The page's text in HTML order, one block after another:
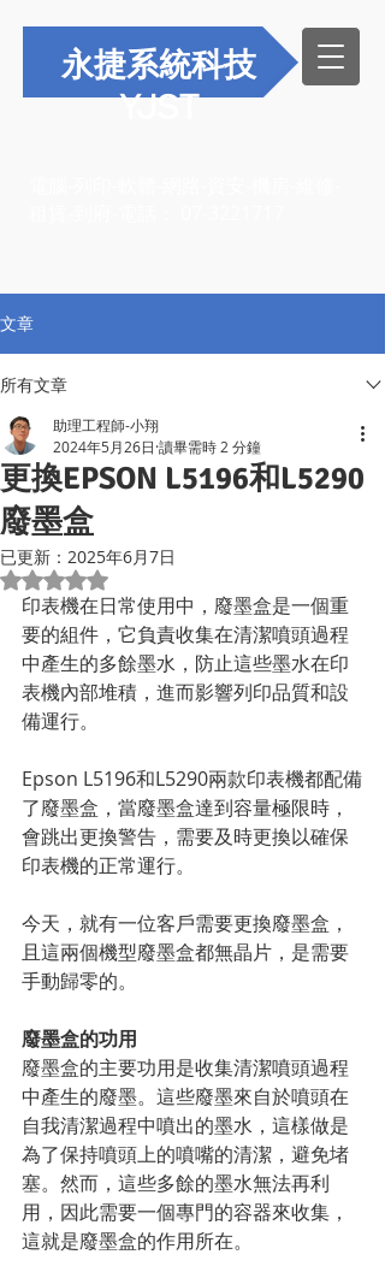
永捷系統科技
YJST
文章
所有文章
更換EPSON L5196和L5290
廢墨盒
助理工程師-小翔
2024年5月26日 讀畢需時 2 分鐘
已更新： 2025年6月7日
評等為 NaN（最高為 5 顆星）。
印表機在日常使用中，廢墨盒是一個重
要的組件，它負責收集在清潔噴頭過程
中產生的多餘墨水，防止這些墨水在印
表機內部堆積，進而影響列印品質和設
備運行。
Epson L5196和L5290兩款印表機都配備
了廢墨盒，當廢墨盒達到容量極限時，
會跳出更換警告，需要及時更換以確保
印表機的正常運行。
今天，就有一位客戶需要更換廢墨盒，
且這兩個機型廢墨盒都無晶片，是需要
手動歸零的。
廢墨盒的功用
廢墨盒的主要功用是收集清潔噴頭過程
中產生的廢墨。這些廢墨來自於噴頭在
自我清潔過程中噴出的墨水，這樣做是
為了保持噴頭上的噴嘴的清潔，避免堵
塞。然而，這些多餘的墨水無法再利
用，因此需要一個專門的容器來收集，
這就是廢墨盒的作用所在。